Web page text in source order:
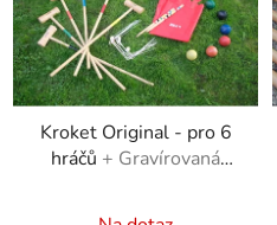
i
s
p
r
Kroket Original - pro 6
hráčů + Gravírovaná